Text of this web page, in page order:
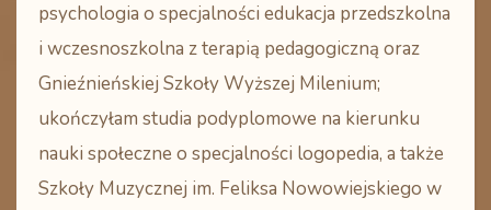
psychologia o specjalności edukacja przedszkolna
i wczesnoszkolna z terapią pedagogiczną oraz
Gnieźnieńskiej Szkoły Wyższej Milenium;
ukończyłam studia podyplomowe na kierunku
nauki społeczne o specjalności logopedia, a także
Szkoły Muzycznej im. Feliksa Nowowiejskiego w